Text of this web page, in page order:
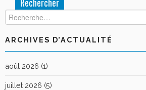
ARCHIVES D’ACTUALITÉ
août 2026 (1)
juillet 2026 (5)